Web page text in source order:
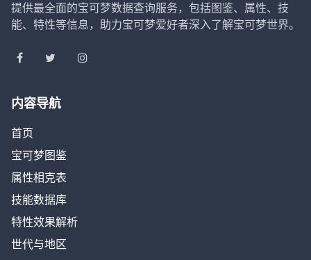
提供最全面的宝可梦数据查询服务，包括图鉴、属性、技
能、特性等信息，助力宝可梦爱好者深入了解宝可梦世界。
内容导航
首页
宝可梦图鉴
属性相克表
技能数据库
特性效果解析
世代与地区